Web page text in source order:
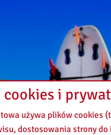
i
używa plików cookies
dostosowania strony